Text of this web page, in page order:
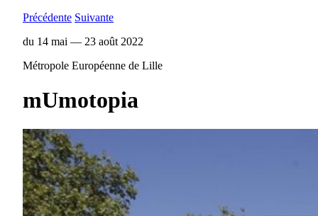
Précédente Suivante
du 14 mai — 23 août 2022
Métropole Européenne de Lille
mUmotopia